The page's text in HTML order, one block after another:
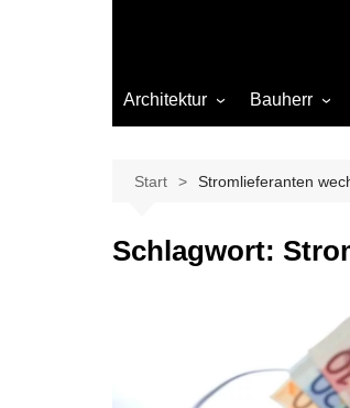
Architektur Bauherr
Beleuchtung
Materialien
Renovierung
Sanierung
Hygiene
Start Stromlieferanten
Schlagwort: